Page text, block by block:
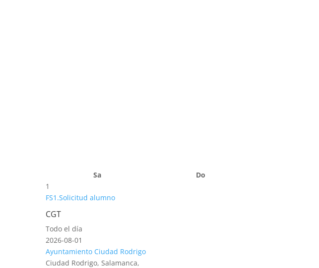
Sa
Do
1
FS1.Solicitud alumno
CGT
Todo el día
2026-08-01
Ayuntamiento Ciudad Rodrigo
Ciudad Rodrigo, Salamanca,